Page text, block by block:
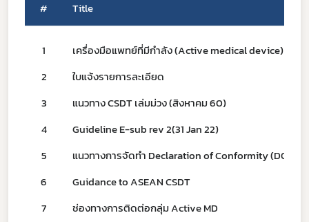
# Title
1
เครื่องมือแพทย์ที่มีกำลัง (Active medical device)
2
ใบแจ้งรายการละเอียด
3
แนวทาง CSDT เล่มม่วง (สิงหาคม 60)
4
Guideline E-sub rev 2(31 Jan 22)
5
แนวทางการจัดทำ Declaration of Conformity (DOC)
6
Guidance to ASEAN CSDT
7
ช่องทางการติดต่อกลุ่ม Active MD
Subscribe
เลือกหัวข้อที่ท่านต้องการ Subscribe
ข่าวประชาสัมพันธ์ทั่วไป